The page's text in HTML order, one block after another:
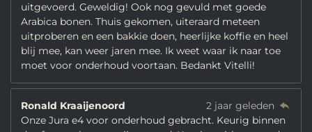
uitgevoerd. Geweldig! Ook nog gevuld met goede
Arabica bonen. Thuis gekomen, uiteraard meteen
uitproberen en een bakkie doen, heerlijke koffie en heel
blij mee, kan weer jaren mee. Ik weet waar ik naar toe
moet voor onderhoud voortaan. Bedankt Vitelli!
Ronald Kraaijenoord
2 jaar geleden
Onze Jura e4 voor onderhoud gebracht. Keurig binnen